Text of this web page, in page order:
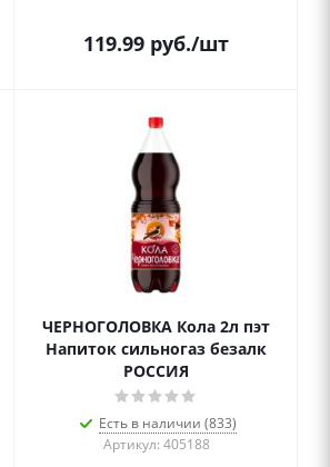
119.99 руб./шт
ЧЕРНОГОЛОВКА Кола 2л пэт
Напиток сильногаз безалк
РОССИЯ
Есть в наличии (833)
Артикул: 405188